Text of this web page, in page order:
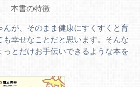
本書の特徴
んが、そのまま健康にすくすくと育
も幸せなことだと思います。そんな
とだけお手伝いできるような本を